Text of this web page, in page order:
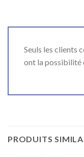
Seuls les clients
ont la possibilité
PRODUITS